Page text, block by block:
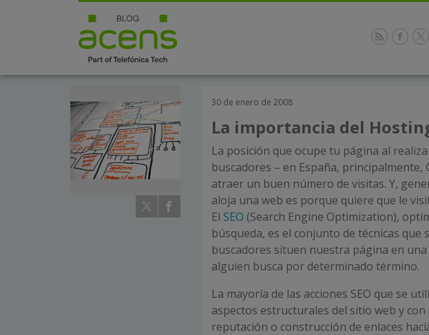
30 de enero de 2008
La importancia del
La posición que ocupe tu página al
buscadores – en España,
atraer un buen número de visitas. Y,
aloja una web es porque quiere que le
El SEO (Search Engine Optimization),
búsqueda, es el conjunto de técnicas
buscadores situen nuestra página en
alguien busca por determinado término.
La mayoría de las acciones SEO que se
aspectos estructurales del sitio web y
reputación o construcción de enlaces